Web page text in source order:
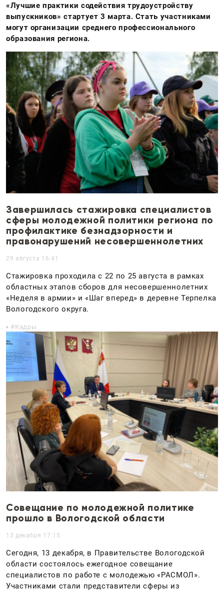
«Лучшие практики содействия трудоустройству
выпускников» стартует 3 марта. Стать участниками
могут организации среднего профессионального
образования региона.
Завершилась стажировка специалистов
сферы молодежной политики региона по
профилактике безнадзорности и
правонарушений несовершеннолетних
29 августа 16:41
Стажировка проходила с 22 по 25 августа в рамках
областных этапов сборов для несовершеннолетних
«Неделя в армии» и «Шаг вперед» в деревне Терпелка
Вологодского округа.
Кадры
Совещание по молодежной политике
прошло в Вологодской области
13 декабря 17:15
Сегодня, 13 декабря, в Правительстве Вологодской
области состоялось ежегодное совещание
специалистов по работе с молодежью «РАСМОЛ».
Участниками стали представители сферы из